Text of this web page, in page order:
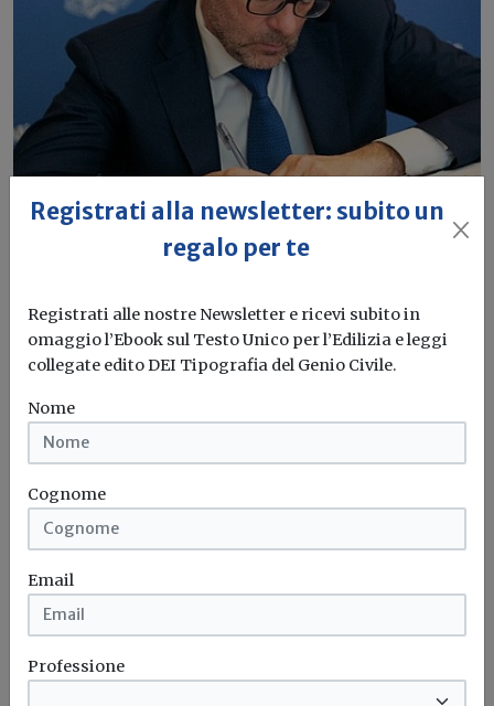
Elettronica innovativa, Giorgetti firma
decreto che assegna 20 milioni
Redazione Build News
Le imprese selezionate dovranno presentare le
Elettronica
Registrati alla newsletter: subito un
regalo per te
Registrati alle nostre Newsletter e ricevi subito in
omaggio l’Ebook sul Testo Unico per l’Edilizia e leggi
collegate edito DEI Tipografia del Genio Civile.
Nome
Cognome
Email
Professione